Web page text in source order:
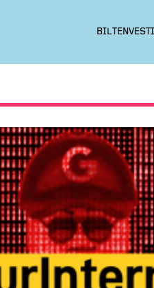
BILTENVESTI